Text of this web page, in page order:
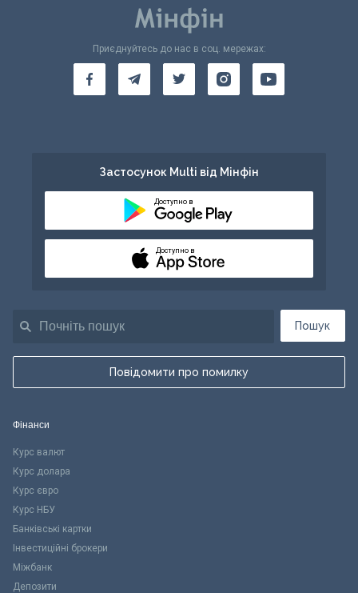
Пошук
Повідомити про помилку
Приєднуйтесь до нас в соц. мережах:
Застосунок Multi від Мінфін
Доступно в
Доступно в
Фінанси
Курс валют
Курс долара
Курс євро
Курс НБУ
Банківські картки
Інвестиційні брокери
Міжбанк
Депозити